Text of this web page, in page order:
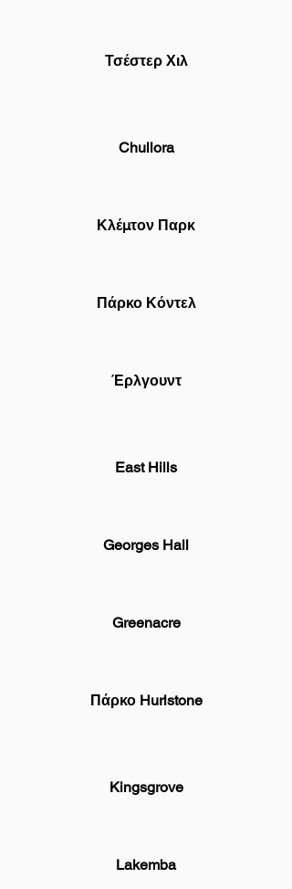
Τσέστερ Χιλ
Chullora
Κλέμτον Παρκ
Πάρκο Κόντελ
Έρλγουντ
East Hills
Georges Hall
Greenacre
Πάρκο Hurlstone
Kingsgrove
Lakemba